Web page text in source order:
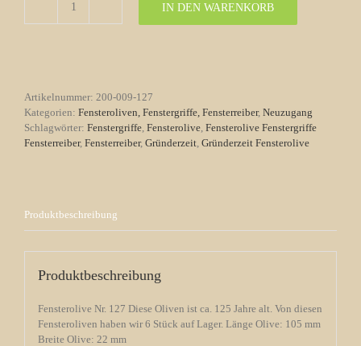
Fensterolive
IN DEN WARENKORB
Artikelnummer: 200-009-127
Kategorien: Fensteroliven, Fenstergriffe, Fensterreiber, Neuzugang
Schlagwörter: Fenstergriffe, Fensterolive, Fensterolive Fenstergriffe
Fensterreiber, Fensterreiber, Gründerzeit, Gründerzeit Fensterolive
Produktbeschreibung
Produktbeschreibung
Fensterolive Nr. 127 Diese Oliven ist ca. 125 Jahre alt. Von diesen
Fensteroliven haben wir 6 Stück auf Lager. Länge Olive: 105 mm
Breite Olive: 22 mm